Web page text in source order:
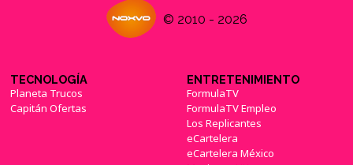
© 2010 - 2026
TECNOLOGÍA
Planeta Trucos
Capitán Ofertas
ENTRETENIMIENTO
FormulaTV
FormulaTV Empleo
Los Replicantes
eCartelera
eCartelera México